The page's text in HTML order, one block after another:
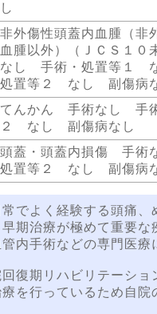
し
非外傷性頭蓋内血腫（非
血腫以外）（ＪＣＳ１
なし 手術・処置等１
処置等２ なし 副傷病
てんかん 手術なし 手
２ なし 副傷病なし
頭蓋・頭蓋内損傷 手術
処置等２ なし 副傷病
でよく経験する頭痛
期治療が極めて重要
内手術などの専門医療
復期リハビリテーシ
を行っているため自